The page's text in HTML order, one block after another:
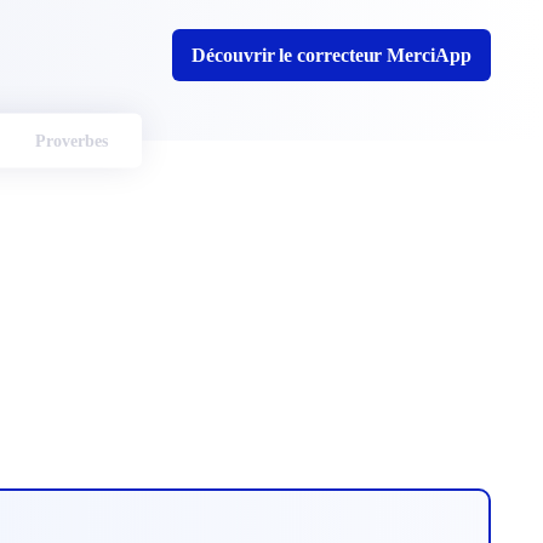
Découvrir le correcteur MerciApp
Proverbes